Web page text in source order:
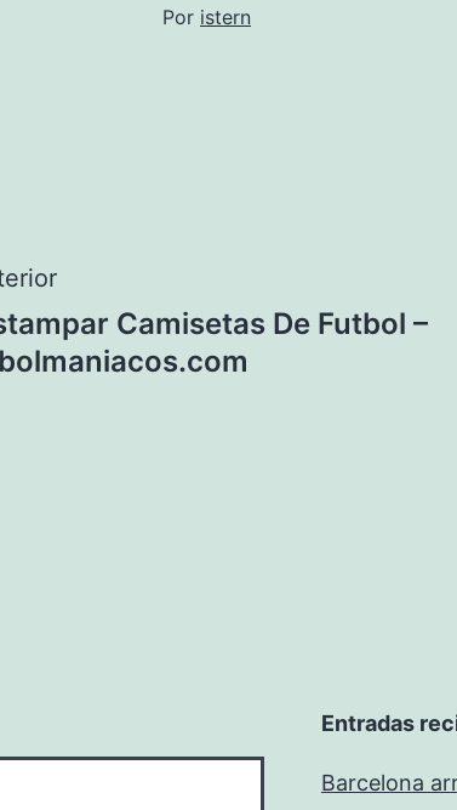
Por istern
Camisetas De Futbol –
Entradas
Barcelona